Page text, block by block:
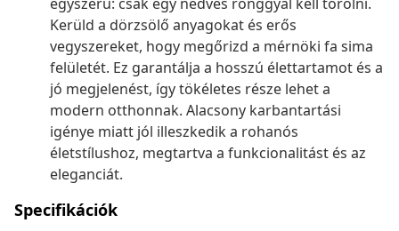
Kerüld a dörzsölő anyagokat és erős
vegyszereket, hogy megőrizd a mérnöki fa sima
felületét. Ez garantálja a hosszú élettartamot és a
jó megjelenést, így tökéletes része lehet a
modern otthonnak. Alacsony karbantartási
igénye miatt jól illeszkedik a rohanós
életstílushoz, megtartva a funkcionalitást és az
eleganciát.
Specifikációk